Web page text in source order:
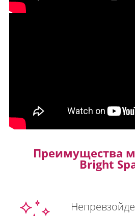
Преимущества
Bright